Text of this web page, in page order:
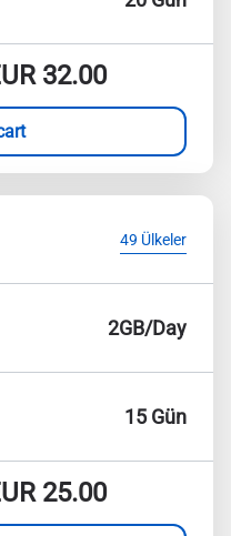
32.00
49 Ülkeler
2GB/Day
15 Gün
25.00